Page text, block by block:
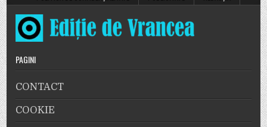
PAGINI
CONTACT
COOKIE